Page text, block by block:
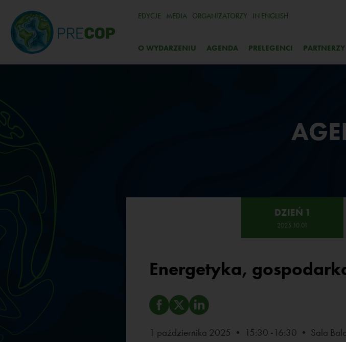
EDYCJE MEDIA ORGANIZATORZY IN ENGLISH
O WYDARZENIU AGENDA PRELEGENCI PARTNERZY
DZIEŃ 1
2025.10.01
Energetyka,
1 października 2025 • 15:30 -16:30 • Sala